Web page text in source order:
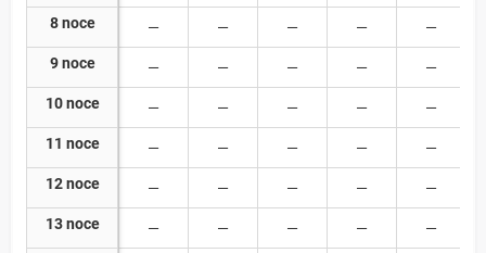
8 noce
9 noce
10 noce
11 noce
12 noce
13 noce